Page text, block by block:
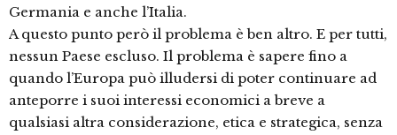
Germania e anche l’Italia.
A questo punto però il problema è ben altro. E per tutti,
nessun Paese escluso. Il problema è sapere fino a
quando l’Europa può illudersi di poter continuare ad
anteporre i suoi interessi economici a breve a
qualsiasi altra considerazione, etica e strategica, senza